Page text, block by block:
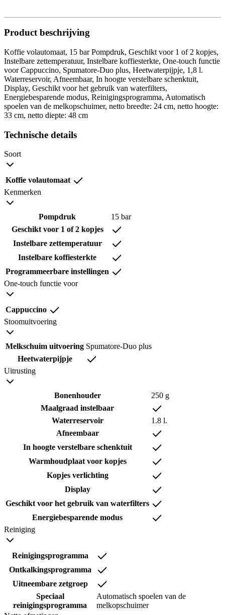
Product beschrijving
Koffie volautomaat, 15 bar Pompdruk, Geschikt voor 1 of 2 kopjes,
Instelbare zettemperatuur, Instelbare koffiesterkte, One-touch functie
voor Cappuccino, Spumatore-Duo plus, Heetwaterpijpje, 1,8 l.
Waterreservoir, Afneembaar, In hoogte verstelbare schenktuit,
Display, Geschikt voor het gebruik van waterfilters,
Energiebesparende modus, Reinigingsprogramma, Automatisch
spoelen van de melkopschuimer, netto breedte: 24 cm, netto hoogte:
33 cm, netto diepte: 48 cm
Technische details
Soort
Koffie volautomaat
Kenmerken
Pompdruk
15 bar
Geschikt voor 1 of 2 kopjes
Instelbare zettemperatuur
Instelbare koffiesterkte
Programmeerbare instellingen
One-touch functie voor
Cappuccino
Stoomuitvoering
Melkschuim uitvoering Spumatore-Duo plus
Heetwaterpijpje
Uitrusting
Bonenhouder
250 g
Maalgraad instelbaar
Waterreservoir
1.8 l.
Afneembaar
In hoogte verstelbare schenktuit
Warmhoudplaat voor kopjes
Kopjes verlichting
Display
Geschikt voor het gebruik van waterfilters
Energiebesparende modus
Reiniging
Reinigingsprogramma
Ontkalkingsprogramma
Uitneembare zetgroep
Speciaal
reinigingsprogramma
Automatisch spoelen van de
melkopschuimer